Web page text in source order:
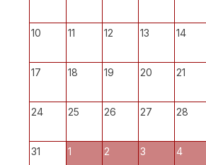
10 11 12 13 14
17 18 19 20 21
24 25 26 27 28
31 1 2 3 4